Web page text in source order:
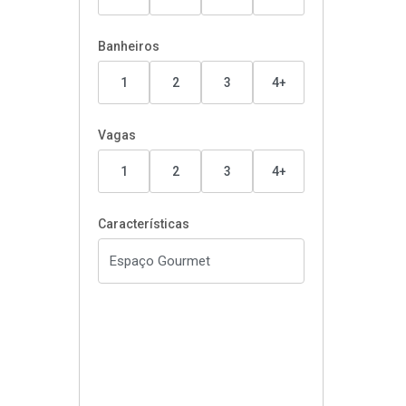
Banheiros
1 2 3 4+
Vagas
1 2 3 4+
Características